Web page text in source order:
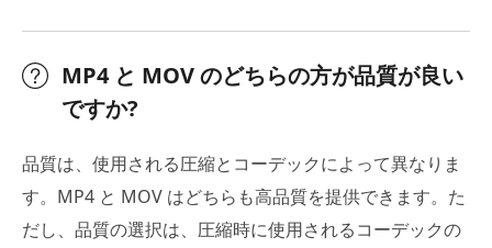
MP4 と MOV のどちらの方が品質が良い
ですか?
品質は、使用される圧縮とコーデックによって異なりま
す。MP4 と MOV はどちらも高品質を提供できます。た
だし、品質の選択は、圧縮時に使用されるコーデックの